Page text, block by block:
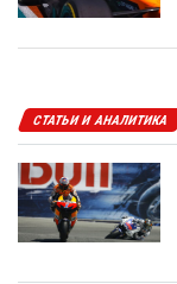
СТАТЬИ И АНАЛИТИКА